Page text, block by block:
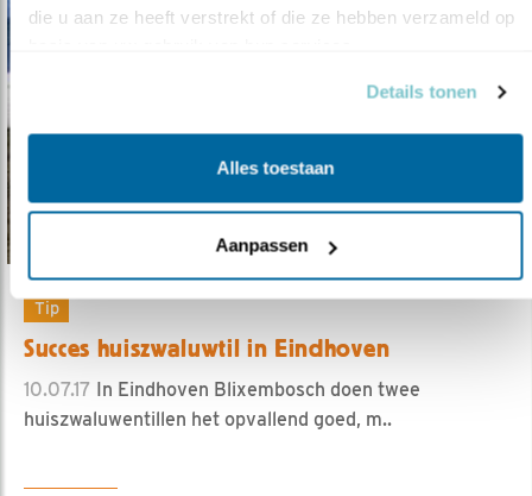
die u aan ze heeft verstrekt of die ze hebben verzameld op
Details tonen
Alles toestaan
Aanpassen
Tip
Succes huiszwaluwtil in Eindhoven
10.07.17 In Eindhoven Blixembosch doen twee
huiszwaluwentillen het opvallend goed, m..